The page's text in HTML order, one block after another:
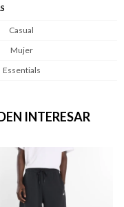
Casual
Mujer
Essentials
INTERESAR